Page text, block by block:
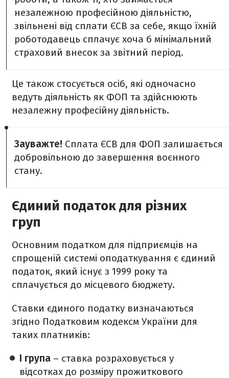
незалежною професійною діяльністю,
звільнені від сплати ЄСВ за себе, якщо їхній
роботодавець сплачує хоча б мінімальний
страховий внесок за звітний період.
Це також стосується осіб, які одночасно
ведуть діяльність як ФОП та здійснюють
незалежну професійну діяльність.
Зауважте! Сплата ЄСВ для ФОП залишається
добровільною до завершення воєнного
стану.
Єдиний податок для різних
груп
Основним податком для підприємців на
спрощеній системі оподаткування є єдиний
податок, який існує з 1999 року та
сплачується до місцевого бюджету.
Ставки єдиного податку визначаються
згідно Податковим кодексм України для
таких платників:
І група – ставка розраховується у
відсотках до розміру прожиткового